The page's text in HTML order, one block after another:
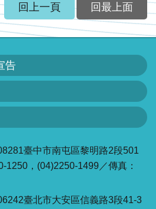
回上一頁 回最上面
告
臺中市南屯區黎明路2段501
1250，(04)2250-1499／傳真：
臺北市大安區信義路3段41-3